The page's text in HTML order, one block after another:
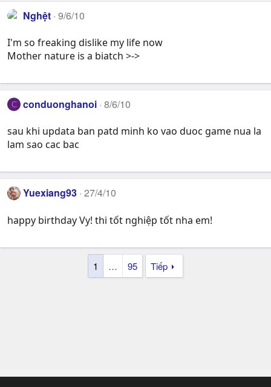
Nghệt 9/6/10
I'm so freaking dislike my life now
Mother nature is a biatch >->
C conduonghanoi 8/6/10
sau khi updata ban patd minh ko vao duoc game nua la
lam sao cac bac
Yuexiang93 27/4/10
happy birthday Vy! thi tốt nghiệp tốt nha em!
1 … 95 Tiếp